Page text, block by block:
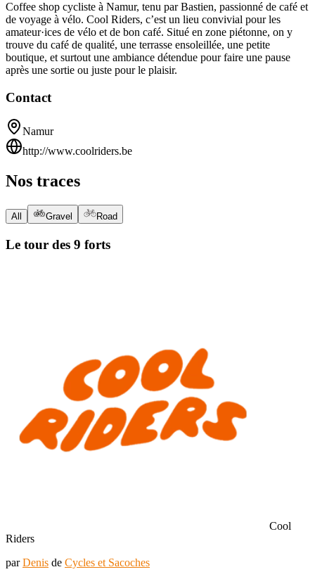
Coffee shop cycliste à Namur, tenu par Bastien, passionné de café et
de voyage à vélo. Cool Riders, c’est un lieu convivial pour les
amateur·ices de vélo et de bon café. Situé en zone piétonne, on y
trouve du café de qualité, une terrasse ensoleillée, une petite
boutique, et surtout une ambiance détendue pour faire une pause
après une sortie ou juste pour le plaisir.
Contact
Namur
http://www.coolriders.be
Nos traces
MapLibre
OpenStreetMap
All Gravel Road
Le tour des 9 forts
Cool
Riders
parDenis de Cycles et Sacoches